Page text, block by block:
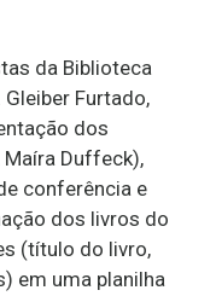
da Biblioteca
Furtado,
dos
Duffeck),
conferência e
dos livros do
(título do livro,
em uma planilha